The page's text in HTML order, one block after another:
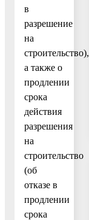
в
разрешение
на
строительство),
а также о
продлении
срока
действия
разрешения
на
строительство
(об
отказе в
продлении
срока